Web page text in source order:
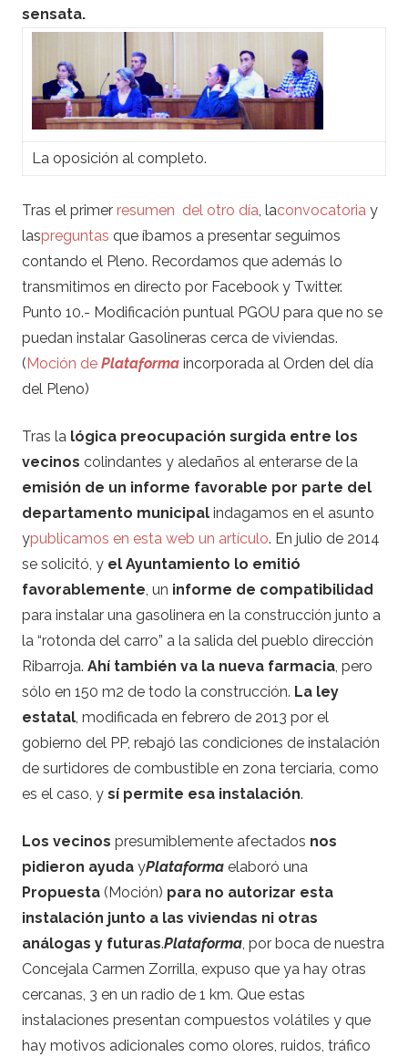
sensata.
La oposición al completo.
Tras el primer resumen del otro día, laconvocatoria y
laspreguntas que íbamos a presentar seguimos
contando el Pleno. Recordamos que además lo
transmitimos en directo por Facebook y Twitter.
Punto 10.- Modificación puntual PGOU para que no se
puedan instalar Gasolineras cerca de viviendas.
( Moción de Plataforma incorporada al Orden del día
del Pleno)
Tras la lógica preocupación surgida entre los
vecinos colindantes y aledaños al enterarse de la
emisión de un informe favorable por parte del
departamento municipal indagamos en el asunto
ypublicamos en esta web un artículo. En julio de 2014
se solicitó, y el Ayuntamiento lo emitió
favorablemente, un informe de compatibilidad
para instalar una gasolinera en la construcción junto a
la “rotonda del carro” a la salida del pueblo dirección
Ribarroja. Ahí también va la nueva farmacia, pero
sólo en 150 m2 de todo la construcción. La ley
estatal, modificada en febrero de 2013 por el
gobierno del PP, rebajó las condiciones de instalación
de surtidores de combustible en zona terciaria, como
es el caso, y sí permite esa instalación.
Los vecinos presumiblemente afectados nos
pidieron ayuda yPlataforma elaboró una
Propuesta (Moción) para no autorizar esta
instalación junto a las viviendas ni otras
análogas y futuras.Plataforma, por boca de nuestra
Concejala Carmen Zorrilla, expuso que ya hay otras
cercanas, 3 en un radio de 1 km. Que estas
instalaciones presentan compuestos volátiles y que
hay motivos adicionales como olores, ruidos, tráfico